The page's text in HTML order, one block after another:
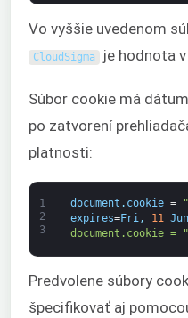
Vo vyššie uvedenom
CloudSigma je hodnota v
Súbor cookie má
po zatvorení
platnosti:
1
2
3
document . cookie =
expires=Fri, 11 Jun
document.cookie = "
Predvolene súbory
špecifikovať aj